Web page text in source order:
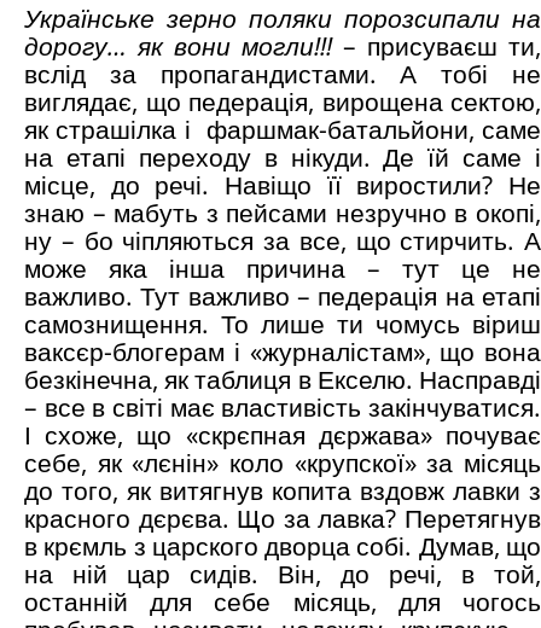
Українське зерно поляки порозсипали на
дорогу… як вони могли!!!– присуваєш ти,
вслід за пропагандистами. А тобі не
виглядає, що педерація, вирощена сектою,
як страшілка і фаршмак-батальйони, саме
на етапі переходу в нікуди. Де їй саме і
місце, до речі. Навіщо її виростили? Не
знаю – мабуть з пейсами незручно в окопі,
ну – бо чіпляються за все, що стирчить. А
може яка інша причина – тут це не
важливо. Тут важливо – педерація на етапі
самознищення. То лише ти чомусь віриш
ваксєр-блогерам і «журналістам», що вона
безкінечна, як таблиця в Екселю. Насправді
– все в світі має властивість закінчуватися.
І схоже, що «скрєпная дєржава» почуває
себе, як «лєнін» коло «крупскої» за місяць
до того, як витягнув копита вздовж лавки з
красного дєрєва. Що за лавка? Перетягнув
в крємль з царского дворца собі. Думав, що
на ній цар сидів. Він, до речі, в той,
останній для себе місяць, для чогось